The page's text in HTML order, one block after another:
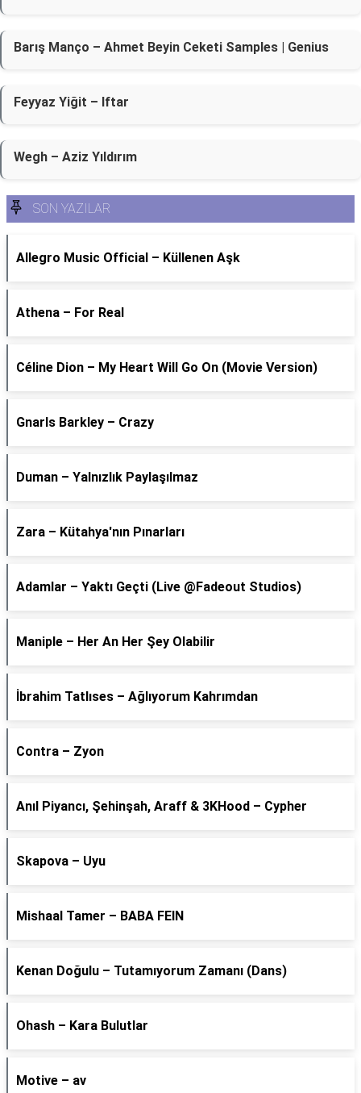
Barış Manço – Ahmet Beyin Ceketi Samples | Genius
Feyyaz Yiğit – Iftar
Wegh – Aziz Yıldırım
SON YAZILAR
Allegro Music Official – Küllenen Aşk
Athena – For Real
Céline Dion – My Heart Will Go On (Movie Version)
Gnarls Barkley – Crazy
Duman – Yalnızlık Paylaşılmaz
Zara – Kütahya'nın Pınarları
Adamlar – Yaktı Geçti (Live @Fadeout Studios)
Maniple – Her An Her Şey Olabilir
İbrahim Tatlıses – Ağlıyorum Kahrımdan
Contra – Zyon
Anıl Piyancı, Şehinşah, Araff & 3KHood – Cypher
Skapova – Uyu
Mishaal Tamer – BABA FEIN
Kenan Doğulu – Tutamıyorum Zamanı (Dans)
Ohash – Kara Bulutlar
Motive – av